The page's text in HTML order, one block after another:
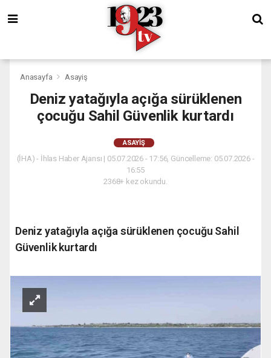
Anasayfa Asayiş
Deniz yatağıyla açığa sürüklenen
çocuğu Sahil Güvenlik kurtardı
ASAYIŞ
(İHA) - İhlas Haber Ajansı | 05.07.2026 - 17:56, Güncelleme: 05.07.2026 -
16:55
2368+ kez okundu.
Deniz yatağıyla açığa sürüklenen çocuğu Sahil
Güvenlik kurtardı